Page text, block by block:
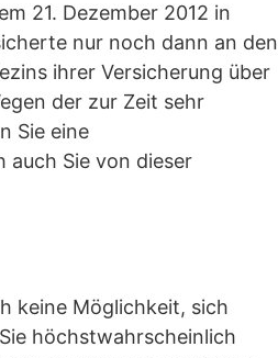
21. Dezember 2012 in
nur noch dann an den
ihrer Versicherung über
der zur Zeit sehr
Sie eine
auch Sie von dieser
keine Möglichkeit, sich
höchstwahrscheinlich